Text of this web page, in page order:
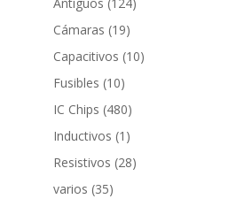
Cámaras 1919
productos
Capacitivos 1010
Fusibles 1010
productos
IC Chips 480480
productos
Inductivos 1 1
producto
Resistivos 2828
varios 3535